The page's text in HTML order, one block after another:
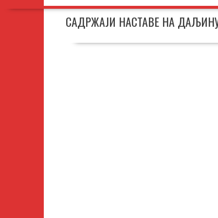
САДРЖАЈИ НАСТАВЕ НА